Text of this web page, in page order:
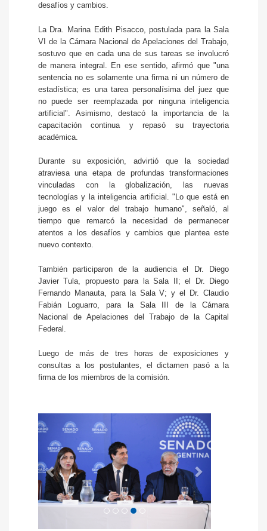
desafíos y cambios.
La Dra. Marina Edith Pisacco, postulada para la Sala
VI de la Cámara Nacional de Apelaciones del Trabajo,
sostuvo que en cada una de sus tareas se involucró
de manera integral. En ese sentido, afirmó que "una
sentencia no es solamente una firma ni un número de
estadística; es una tarea personalísima del juez que
no puede ser reemplazada por ninguna inteligencia
artificial". Asimismo, destacó la importancia de la
capacitación continua y repasó su trayectoria
académica.
Durante su exposición, advirtió que la sociedad
atraviesa una etapa de profundas transformaciones
vinculadas con la globalización, las nuevas
tecnologías y la inteligencia artificial. "Lo que está en
juego es el valor del trabajo humano", señaló, al
tiempo que remarcó la necesidad de permanecer
atentos a los desafíos y cambios que plantea este
nuevo contexto.
También participaron de la audiencia el Dr. Diego
Javier Tula, propuesto para la Sala II; el Dr. Diego
Fernando Manauta, para la Sala V; y el Dr. Claudio
Fabián Loguarro, para la Sala III de la Cámara
Nacional de Apelaciones del Trabajo de la Capital
Federal.
Luego de más de tres horas de exposiciones y
consultas a los postulantes, el dictamen pasó a la
firma de los miembros de la comisión.
Anterior Siguiente